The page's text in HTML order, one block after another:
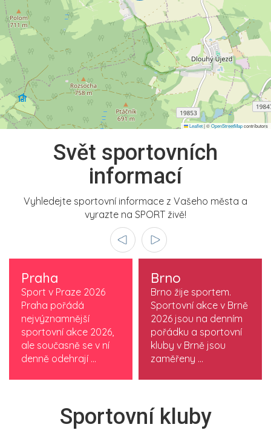
Leaflet|©OpenStreetMapcontributors
Svět sportovních
informací
Vyhledejte sportovní informace z Vašeho města a
vyrazte na SPORT živě!
Praha
Sport v Praze 2026
Praha pořádá
nejvýznamnější
sportovní akce 2026,
ale současně se v ní
denně odehrají ...
Brno
Brno žije sportem.
Sportovní akce v Brně
2026 jsou na denním
pořádku a sportovní
kluby v Brně jsou
zaměřeny ...
Sportovní kluby